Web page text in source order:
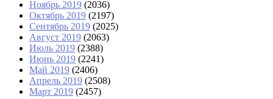
Ноябрь 2019 (2036)
Октябрь 2019 (2197)
Сентябрь 2019 (2025)
Август 2019 (2063)
Июль 2019 (2388)
Июнь 2019 (2241)
Май 2019 (2406)
Апрель 2019 (2508)
Март 2019 (2457)